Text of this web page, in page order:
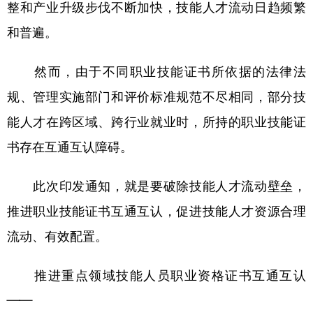
地方频道
北京
辽宁 吉林 上海 江苏
浙江 安徽 福建 江西
山东 河南 湖北 湖南
四川 贵州 云南 西藏
陕西 甘肃 青海 宁夏
多语种频道
整和产业升级步伐不断加快，技能人才流动日趋频繁
和普遍。
然而，由于不同职业技能证书所依据的法律法
规、管理实施部门和评价标准规范不尽相同，部分技
能人才在跨区域、跨行业就业时，所持的职业技能证
书存在互通互认障碍。
此次印发通知，就是要破除技能人才流动壁垒，
推进职业技能证书互通互认，促进技能人才资源合理
流动、有效配置。
推进重点领域技能人员职业资格证书互通互认
——